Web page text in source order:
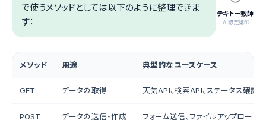
テキトー教師
.AI認定講師
で使うメソッドとしては以下のように整理できま
す：
メソッド 用途 典型的なユースケース
GET データの取得 天気API、検索API、ステータス確認
POST データの送信・作成 フォーム送信、ファイルアップロード